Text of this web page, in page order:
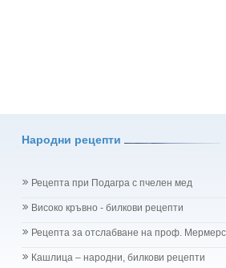
Народни рецепти
Рецепта при Подагра с пчелен мед
Високо кръвно - билкови рецепти
Рецепта за отслабване на проф.
Кашлица – народни, билкови рецепти